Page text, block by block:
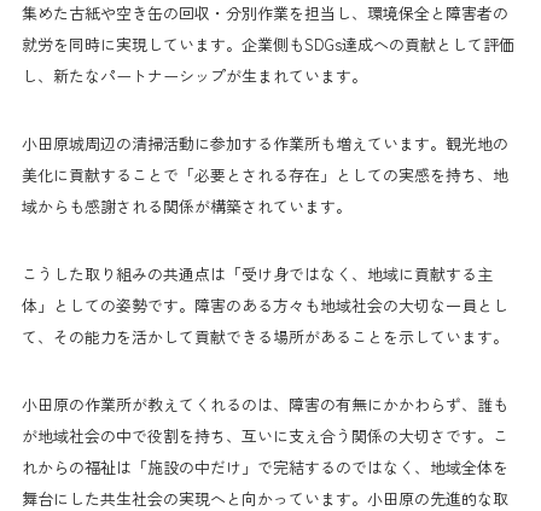
集めた古紙や空き缶の回収・分別作業を担当し、環境保全と障害者の
就労を同時に実現しています。企業側もSDGs達成への貢献として評価
し、新たなパートナーシップが生まれています。
小田原城周辺の清掃活動に参加する作業所も増えています。観光地の
美化に貢献することで「必要とされる存在」としての実感を持ち、地
域からも感謝される関係が構築されています。
こうした取り組みの共通点は「受け身ではなく、地域に貢献する主
体」としての姿勢です。障害のある方々も地域社会の大切な一員とし
て、その能力を活かして貢献できる場所があることを示しています。
小田原の作業所が教えてくれるのは、障害の有無にかかわらず、誰も
が地域社会の中で役割を持ち、互いに支え合う関係の大切さです。こ
れからの福祉は「施設の中だけ」で完結するのではなく、地域全体を
舞台にした共生社会の実現へと向かっています。小田原の先進的な取